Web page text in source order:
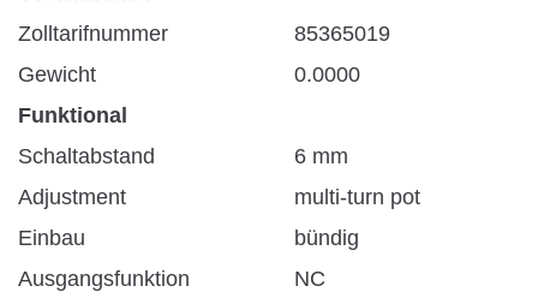
Zolltarifnummer
85365019
Gewicht
0.0000
Funktional
Schaltabstand
6 mm
Adjustment
multi-turn pot
Einbau
bündig
Ausgangsfunktion
NC